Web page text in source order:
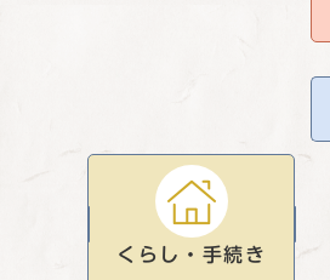
くらし・手続き